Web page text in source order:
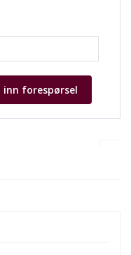
inn forespørsel